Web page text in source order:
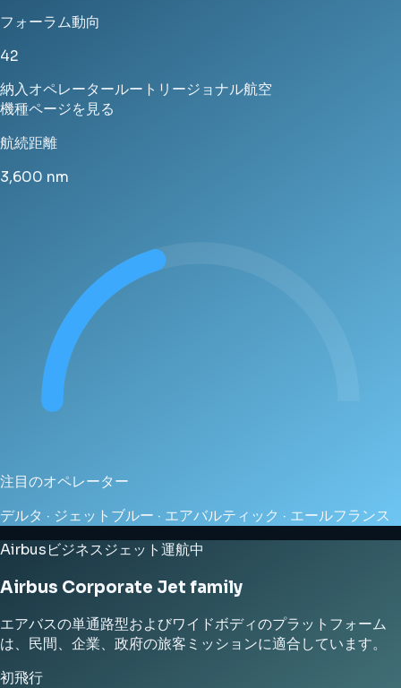
フォーラム動向
42
納入オペレータールート リージョナル航空
機種ページを見る
航続距離
3,600 nm
注目のオペレーター
デルタ · ジェットブルー · エアバルティック · エールフランス
Airbusビジネスジェット運航中
Airbus Corporate Jet family
エアバスの単通路型およびワイドボディのプラットフォーム
は、民間、企業、政府の旅客ミッションに適合しています。
初飛行